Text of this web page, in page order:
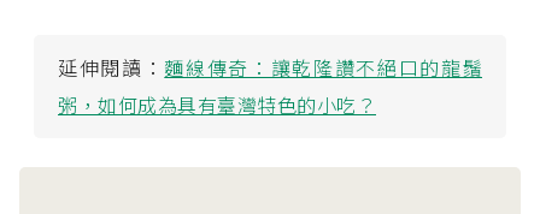
延伸閱讀： 麵線傳奇：讓乾隆讚不絕口的龍鬚
粥，如何成為具有臺灣特色的小吃？